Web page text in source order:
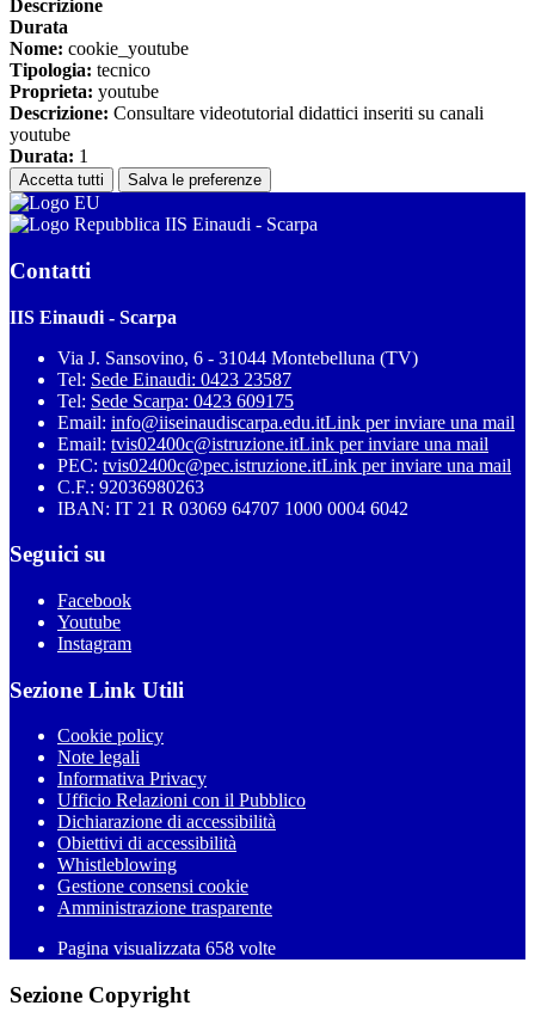
Descrizione
Durata
Nome: cookie_youtube
Tipologia: tecnico
Proprieta: youtube
Descrizione: Consultare videotutorial didattici inseriti su canali
youtube
Durata: 1
Accetta tutti Salva le preferenze
IIS Einaudi - Scarpa
Contatti
IIS Einaudi - Scarpa
Via J. Sansovino, 6 - 31044 Montebelluna (TV)
Tel: Sede Einaudi: 0423 23587
Tel: Sede Scarpa: 0423 609175
Email: info@iiseinaudiscarpa.edu.itLink per inviare una mail
Email: tvis02400c@istruzione.itLink per inviare una mail
PEC: tvis02400c@pec.istruzione.itLink per inviare una mail
C.F.: 92036980263
IBAN: IT 21 R 03069 64707 1000 0004 6042
Seguici su
Facebook
Youtube
Instagram
Sezione Link Utili
Cookie policy
Note legali
Informativa Privacy
Ufficio Relazioni con il Pubblico
Dichiarazione di accessibilità
Obiettivi di accessibilità
Whistleblowing
Gestione consensi cookie
Amministrazione trasparente
Pagina visualizzata 658 volte
Sezione Copyright